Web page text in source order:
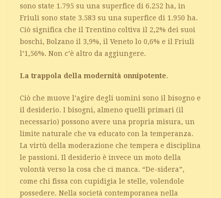
sono state 1.795 su una superfice di 6.252 ha, in
Friuli sono state 3.583 su una superfice di 1.950 ha.
Ciò significa che il Trentino coltiva il 2,2% dei suoi
boschi, Bolzano il 3,9%, il Veneto lo 0,6% e il Friuli
l’1,56%. Non c’è altro da aggiungere.
La trappola della modernità onnipotente.
Ciò che muove l’agire degli uomini sono il bisogno e
il desiderio. I bisogni, almeno quelli primari (il
necessario) possono avere una propria misura, un
limite naturale che va educato con la temperanza.
La virtù della moderazione che tempera e disciplina
le passioni. Il desiderio è invece un moto della
volontà verso la cosa che ci manca. “De-sidera”,
come chi fissa con cupidigia le stelle, volendole
possedere. Nella società contemporanea nella